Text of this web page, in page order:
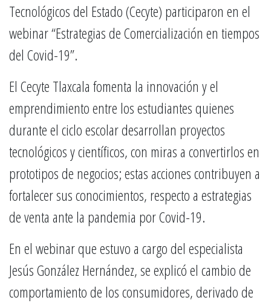
Tecnológicos del Estado (Cecyte) participaron en el
webinar “Estrategias de Comercialización en tiempos
del Covid-19”.
El Cecyte Tlaxcala fomenta la innovación y el
emprendimiento entre los estudiantes quienes
durante el ciclo escolar desarrollan proyectos
tecnológicos y científicos, con miras a convertirlos en
prototipos de negocios; estas acciones contribuyen a
fortalecer sus conocimientos, respecto a estrategias
de venta ante la pandemia por Covid-19.
En el webinar que estuvo a cargo del especialista
Jesús González Hernández, se explicó el cambio de
comportamiento de los consumidores, derivado de